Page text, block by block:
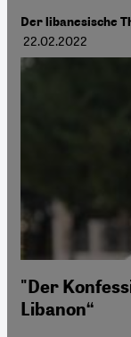
Der libanesische
22.02.2022
"Der
Libanon“